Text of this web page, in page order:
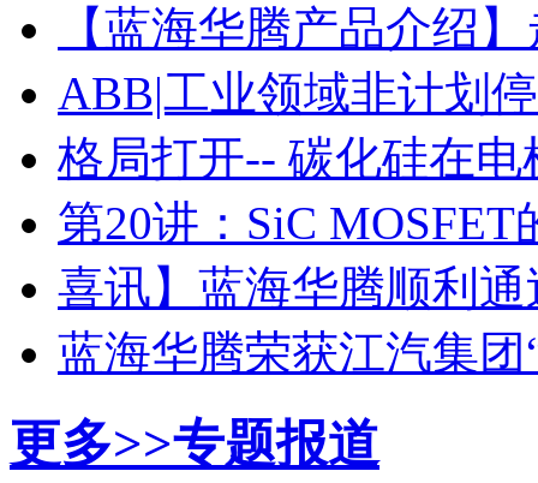
【蓝海华腾产品介绍
ABB|工业领域非计划
格局打开-- 碳化硅在
第20讲：SiC
喜讯】蓝海华腾顺利通
蓝海华腾荣获江汽集
更多>>专题报道